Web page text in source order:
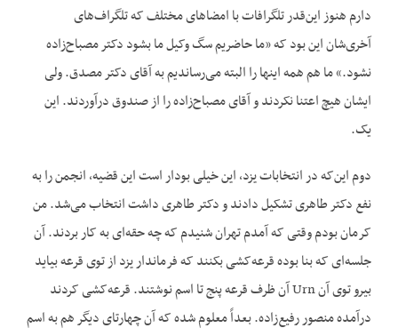
دارم هنوز این‌قدر تلگرافات با امضاهای مختلف که تلگراف‌های
آخری‌شان این بود که «ما حاضریم سگ وکیل ما بشود دکتر مصباح‌زاده
نشود.» ما هم همه اینها را البته می‌رساندیم به آقای دکتر مصدق. ولی
ایشان هیچ اعتنا نکردند و آقای مصباح‌زاده را از صندوق درآوردند. این
یک.
دوم این‌که در انتخابات یزد، این خیلی بودار است این قضیه، انجمن را به
نفع دکتر طاهری تشکیل دادند و دکتر طاهری داشت انتخاب می‌شد. من
کرمان بودم وقتی که آمدم تهران شنیدم که چه حقه‌ای به کار بردند. آن
جلسه‌ای که بنا بوده قرعه‌کشی بکنند که فرماندار یزد از توی قرعه بیاید
بیرو توی آن Urn آن ظرف قرعه پنج تا اسم نوشتند. قرعه‌کشی کردند
درآمده منصور رفیع‌زاده. بعداً معلوم شده که آن چهارتای دیگر هم به اسم